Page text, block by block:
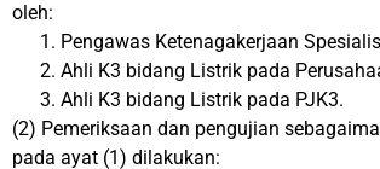
oleh:
Pengawas Ketenagakerjaan
Ahli K3 bidang Listrik pada
Ahli K3 bidang Listrik pada PJK3.
(2) Pemeriksaan dan pengujian
pada ayat (1) dilakukan: